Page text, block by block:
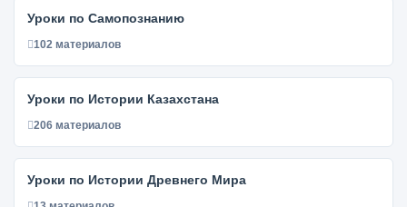
Уроки по Самопознанию
102 материалов
Уроки по Истории Казахстана
206 материалов
Уроки по Истории Древнего Мира